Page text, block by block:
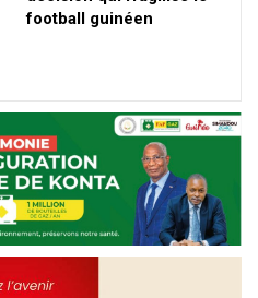
football guinéen